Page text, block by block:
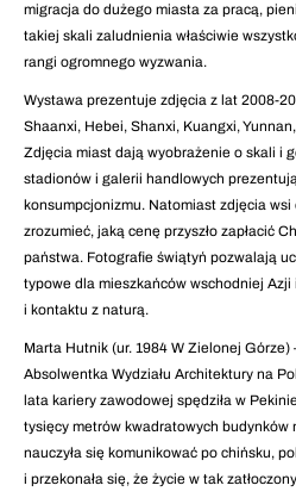
migracja do dużego miasta za pracą,
takiej skali zaludnienia właściwie
rangi ogromnego wyzwania.
Wystawa prezentuje zdjęcia z lat 2008-
Shaanxi, Hebei, Shanxi, Kuangxi,
Zdjęcia miast dają wyobrażenie o skali i
stadionów i galerii handlowych
konsumpcjonizmu. Natomiast zdjęcia wsi
zrozumieć, jaką cenę przyszło zapłacić
państwa. Fotografie świątyń pozwalają
typowe dla mieszkańców wschodniej Azji
i kontaktu z naturą.
Marta Hutnik (ur. 1984 W Zielonej
Absolwentka Wydziału Architektury na
lata kariery zawodowej spędziła w
tysięcy metrów kwadratowych budynków
nauczyła się komunikować po chińsku,
i przekonała się, że życie w tak